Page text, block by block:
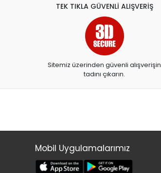
TEK TIKLA GÜVENLİ ALIŞVERİŞ
Sitemiz üzerinden güvenli alışverişin
tadını çıkarın.
Mobil Uygulamalarımız